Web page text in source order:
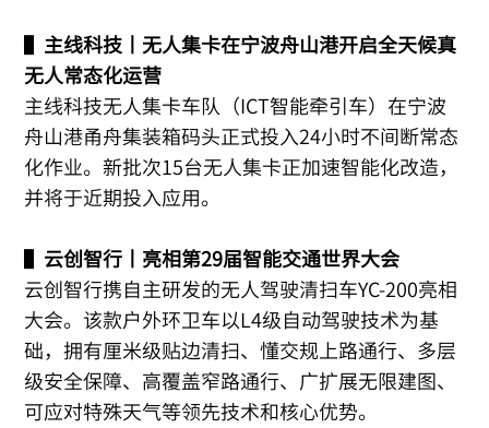
▌ 主线科技丨无人集卡在宁波舟山港开启全天候真
无人常态化运营
主线科技无人集卡车队（ICT智能牵引车）在宁波
舟山港甬舟集装箱码头正式投入24小时不间断常态
化作业。新批次15台无人集卡正加速智能化改造，
并将于近期投入应用。
▌ 云创智行丨亮相第29届智能交通世界大会
云创智行携自主研发的无人驾驶清扫车YC-200亮相
大会。该款户外环卫车以L4级自动驾驶技术为基
础，拥有厘米级贴边清扫、懂交规上路通行、多层
级安全保障、高覆盖窄路通行、广扩展无限建图、
可应对特殊天气等领先技术和核心优势。